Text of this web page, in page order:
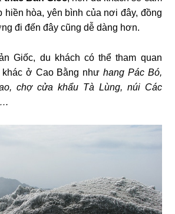
hiền hòa, yên bình của nơi đây, đồng
đi đến đây cũng dễ dàng hơn.
Giốc, du khách có thể tham quan
khác ở Cao Bằng như hang Pác Bó,
chợ cửa khẩu Tà Lùng, núi Các